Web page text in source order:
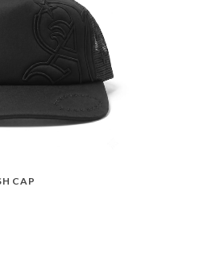
CAP